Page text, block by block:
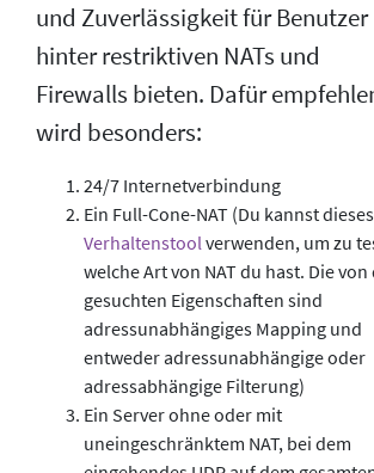
und Zuverlässigkeit für Benutzer
hinter restriktiven NATs und
Firewalls bieten. Dafür
wird besonders:
24/7 Internetverbindung
Ein Full-Cone-NAT (Du kannst dieses
Verhaltenstool verwenden, um zu
welche Art von NAT du hast. Die
gesuchten Eigenschaften sind
adressunabhängiges Mapping und
entweder adressunabhängige oder
adressabhängige Filterung)
Ein Server ohne oder mit
uneingeschränktem NAT, bei dem